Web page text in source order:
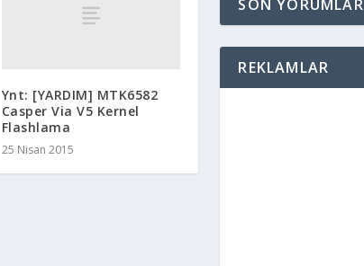
Ynt: [YARDIM] MTK6582
Casper Via V5 Kernel
Flashlama
25 Nisan 2015
SON YORUMLAR
REKLAMLAR